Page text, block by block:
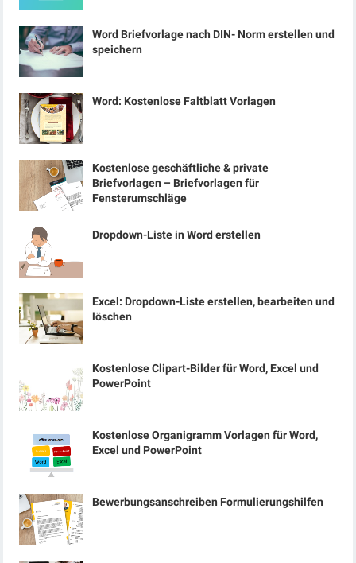
Word Briefvorlage nach DIN- Norm erstellen und
speichern
Word: Kostenlose Faltblatt Vorlagen
Kostenlose geschäftliche & private
Briefvorlagen – Briefvorlagen für
Fensterumschläge
Dropdown-Liste in Word erstellen
Excel: Dropdown-Liste erstellen, bearbeiten und
löschen
Kostenlose Clipart-Bilder für Word, Excel und
PowerPoint
Kostenlose Organigramm Vorlagen für Word,
Excel und PowerPoint
Bewerbungsanschreiben Formulierungshilfen